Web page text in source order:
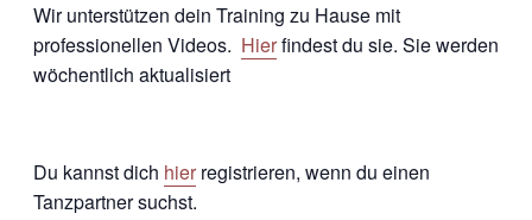
Wir unterstützen dein Training zu Hause mit
professionellen Videos. Hierfindest du sie. Sie werden
wöchentlich aktualisiert
Du kannst dich hier registrieren, wenn du einen
Tanzpartner suchst.